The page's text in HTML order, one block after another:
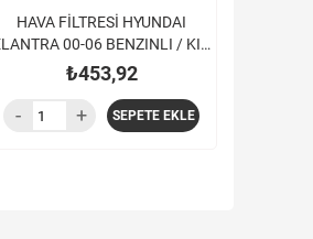
HAVA FİLTRESİ HYUNDAI
00-06 BENZINLI / KIA
CERATO 04-
₺453,92
SEPETE EKLE